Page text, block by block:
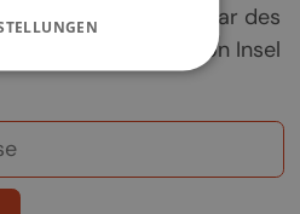
auf ein Exemplar des
Kochbuchs „Von Insel